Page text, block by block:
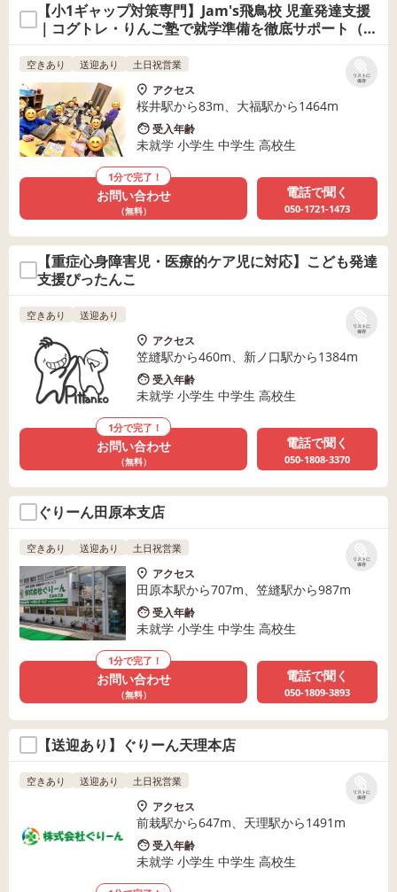
【小1ギャップ対策専門】Jam's飛鳥校 児童発達支援
｜コグトレ・りんご塾で就学準備を徹底サポート（桜
井駅徒歩1分）
リストに
保存
空きあり 送迎あり 土日祝営業
アクセス
桜井駅から83m、大福駅から1464m
受入年齢
未就学 小学生 中学生 高校生
1分で完了！
お問い合わせ
（無料）
電話で聞く
050-1721-1473
【重症心身障害児・医療的ケア児に対応】こども発達
支援ぴったんこ
リストに
保存
空きあり 送迎あり
アクセス
笠縫駅から460m、新ノ口駅から1384m
受入年齢
未就学 小学生 中学生 高校生
1分で完了！
お問い合わせ
（無料）
電話で聞く
050-1808-3370
ぐりーん田原本支店
リストに
保存
空きあり 送迎あり 土日祝営業
アクセス
田原本駅から707m、笠縫駅から987m
受入年齢
未就学 小学生 中学生 高校生
1分で完了！
お問い合わせ
（無料）
電話で聞く
050-1809-3893
【送迎あり】ぐりーん天理本店
リストに
保存
空きあり 送迎あり 土日祝営業
アクセス
前栽駅から647m、天理駅から1491m
受入年齢
未就学 小学生 中学生 高校生